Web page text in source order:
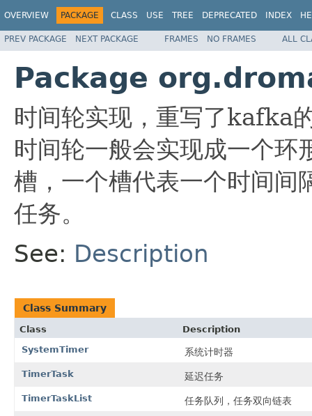
OVERVIEW PACKAGE CLASS USE TREE DEPRECATED INDEX
PREV PACKAGE NEXT PACKAGE FRAMES NO FRAMES ALL
Package
时间轮实现，重写了
时间轮一般会实现成一个环
槽，一个槽代表一个时间间
任务。
See: Description
Class Summary
Class
Description
SystemTimer
系统计时器
TimerTask 延迟任务
TimerTaskList 任务队列，任务双向链表